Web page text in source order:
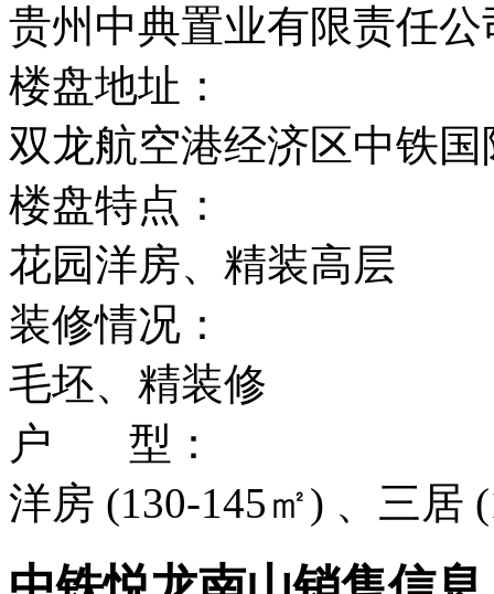
贵州中典置业有限责任公
楼盘地址：
双龙航空港经济区中铁
楼盘特点：
花园洋房、精装高层
装修情况：
毛坯、精装修
户 型：
洋房 (130-145㎡) 、三居